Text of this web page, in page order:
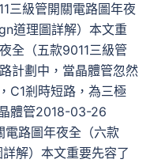
三級管開關電路圖年夜
道理圖詳解）本文重
全（五款9011三級管
計劃中，當晶體管忽然
C1剎時短路，為三極
體管2018-03-26
電路圖年夜全（六款
解）本文重要先容了